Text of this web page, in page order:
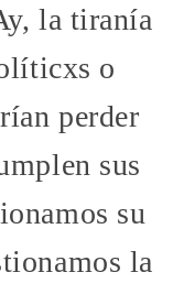
la tiranía
o
perder
sus
su
la